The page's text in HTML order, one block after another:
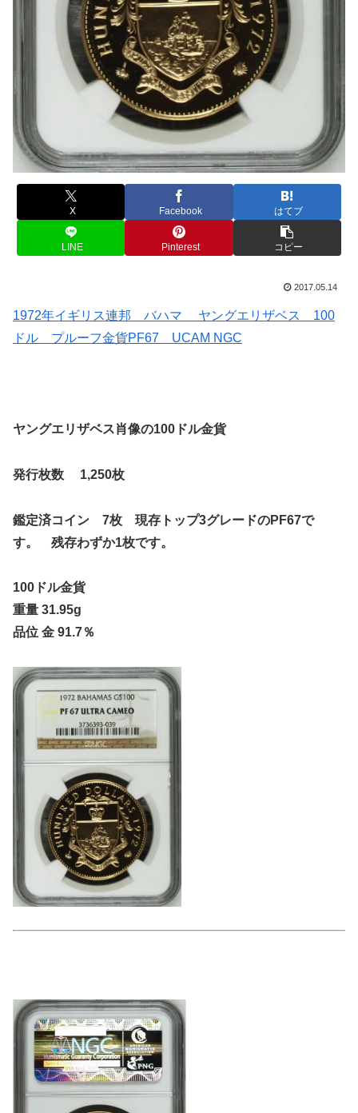
X Facebook はてブ
LINE Pinterest コピー
2017.05.14
1972年イギリス連邦 バハマ ヤングエリザベス 100
ドル プルーフ金貨PF67 UCAM NGC
ヤングエリザベス肖像の100ドル金貨
発行枚数 1,250枚
鑑定済コイン 7枚 現存トップ3グレードのPF67で
す。 残存わずか1枚です。
100ドル金貨
重量 31.95g
品位 金 91.7％